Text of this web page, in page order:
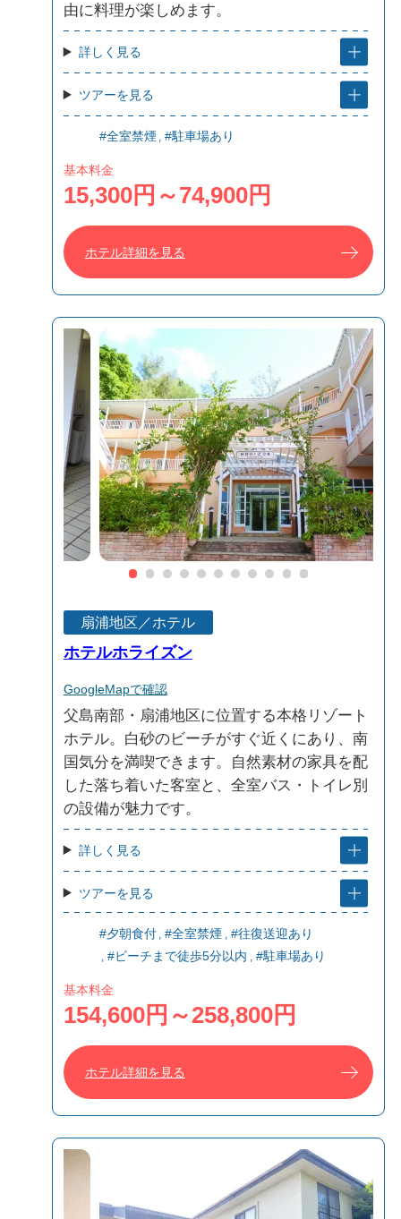
由に料理が楽しめます。
詳しく見る
ツアーを見る
#全室禁煙 #駐車場あり
基本料金
15,300円～74,900円
ホテル詳細を見る
扇浦地区／ホテル
ホテルホライズン
GoogleMapで確認
父島南部・扇浦地区に位置する本格リゾート
ホテル。白砂のビーチがすぐ近くにあり、南
国気分を満喫できます。自然素材の家具を配
した落ち着いた客室と、全室バス・トイレ別
の設備が魅力です。
詳しく見る
ツアーを見る
#夕朝食付 #全室禁煙
#往復送迎あり
#ビーチまで徒歩5分以内
#駐車場あり
基本料金
154,600円～258,800円
ホテル詳細を見る